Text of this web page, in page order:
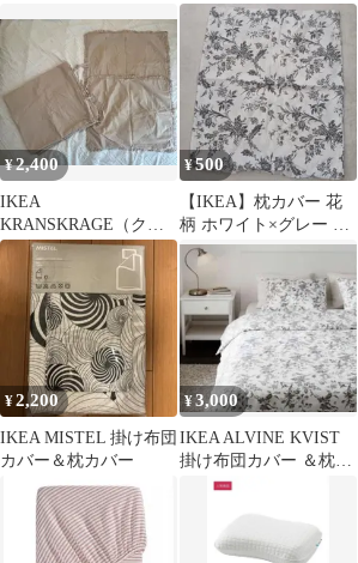
¥2,400
IKEA
KRANSKRAGE（クラ
ンスクラーゲ） ベッド
リネンセット
¥500
【IKEA】枕カバー 花
柄 ホワイト×グレー ボ
タン留め 50×59
¥2,200
IKEA MISTEL 掛け布団
カバー＆枕カバー
¥3,000
IKEA ALVINE KVIST
掛け布団カバー ＆枕カ
バー シングル